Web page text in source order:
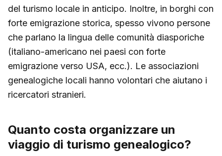
del turismo locale in anticipo. Inoltre, in borghi con
forte emigrazione storica, spesso vivono persone
che parlano la lingua delle comunità diasporiche
(italiano-americano nei paesi con forte
emigrazione verso USA, ecc.). Le associazioni
genealogiche locali hanno volontari che aiutano i
ricercatori stranieri.
Quanto costa organizzare un
viaggio di turismo genealogico?